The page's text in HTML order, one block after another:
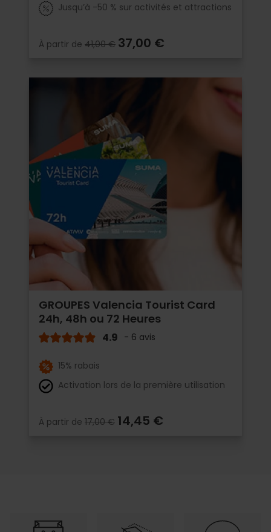
Jusqu’à -50 % sur activités et attractions
À partir de 41,00 € 37,00 €
GROUPES Valencia Tourist Card
24h, 48h ou 72 Heures
4.9 - 6 avis
15% rabais
Activation lors de la première utilisation
À partir de 17,00 € 14,45 €